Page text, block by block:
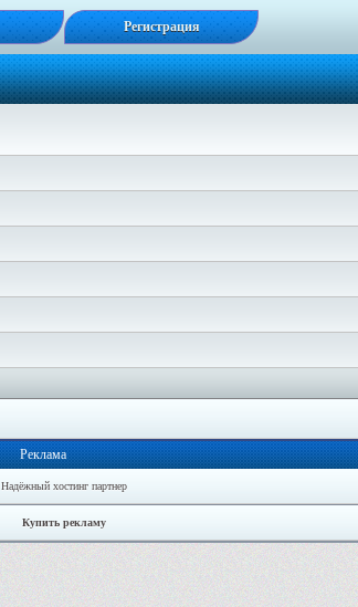
Регистрация
Реклама
Надёжный хостинг партнер
Купить рекламу